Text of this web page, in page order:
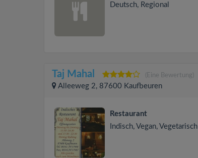
Deutsch, Regional
Taj Mahal (Eine Bewertung)
Alleeweg 2, 87600 Kaufbeuren
Restaurant
Indisch, Vegan, Vegetarisch